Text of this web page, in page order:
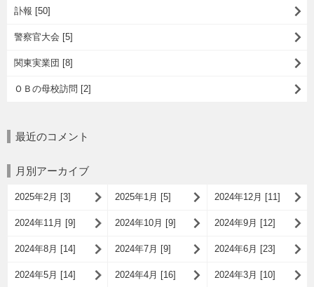
訃報 [50]
警察官大会 [5]
関東実業団 [8]
ＯＢの母校訪問 [2]
最近のコメント
月別アーカイブ
2025年2月 [3] 2025年1月 [5] 2024年12月 [11]
2024年11月 [9] 2024年10月 [9] 2024年9月 [12]
2024年8月 [14] 2024年7月 [9] 2024年6月 [23]
2024年5月 [14] 2024年4月 [16] 2024年3月 [10]